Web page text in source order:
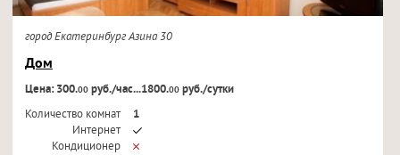
город Екатеринбург Азина 30
Дом
Цена: 300.00руб./час...1800.00руб./сутки
Количество комнат
1
Интернет
Кондиционер